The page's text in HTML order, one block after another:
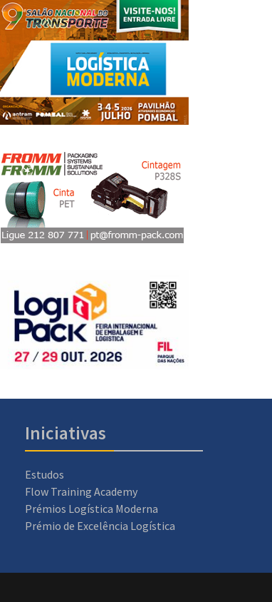
Iniciativas
Estudos
Flow Training Academy
Prémios Logística Moderna
Prémio de Excelência Logística